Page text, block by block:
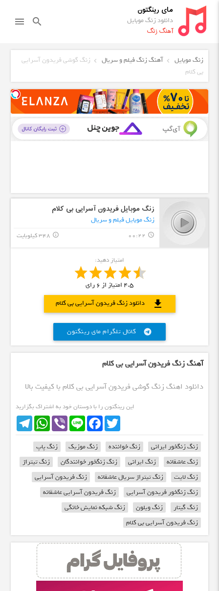
مای رینگتون
دانلود زنگ موبایل
آهنگ زنگ
search
menu
زنگ موبایل آهنگ زنگ فیلم و سریال
زنگ گوشی فریدون آسرایی
بی کلام
زنگ موبایل فریدون آسرایی بی کلام
زنگ موبایل فیلم و سریال
query_builder
00:22 348 کیلوبایت info_outline
امتیاز دهید:
4.5 امتیاز از6رای
دانلود زنگ فریدون آسرایی بی کلام
download
کانال تلگرام مای رینگتون telegram
آهنگ زنگ فریدون آسرایی بی کلام
دانلود اهنگ زنگ گوشی فریدون آسرایی بی کلام با کیفیت بالا
این رینگتون را با دوستان خود به اشتراک بگزارید
TelegramWhatsApp Viber Line
FacebookTwitter
زنگ زنگخور ایرانی زنگ خواننده زنگ موزیک
زنگ پاپ
زنگ عاشقانه
زنگ ایرانی زنگ زنگخور خوانندگان
زنگ تیتراژ
زنگ لایت
زنگ تیتراژ سریال عاشقانه
زنگ فریدون آسرایی
زنگ زنگخور فریدون آسرایی
زنگ فریدون آسرایی عاشقانه
زنگ گیتار
زنگ ویلون
زنگ شبکه نمایش خانگی
زنگ فریدون آسرایی بی کلام